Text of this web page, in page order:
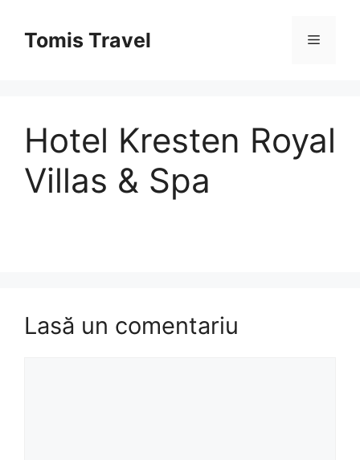
conținutTomis Travel Meniu
Hotel Kresten Royal
Villas & Spa
Lasă un comentariu